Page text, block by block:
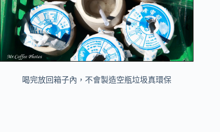
喝完放回箱子內，不會製造空瓶垃圾真環保